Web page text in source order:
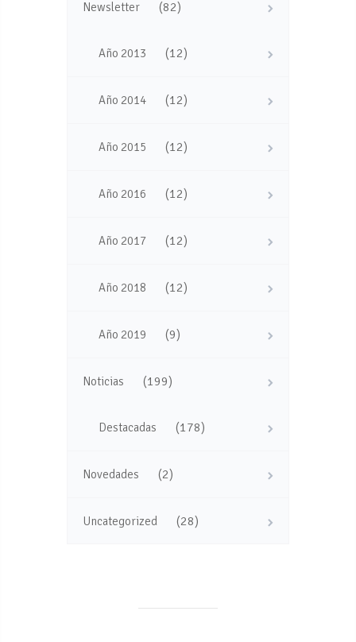
Newsletter (82)
Año 2013 (12)
Año 2014 (12)
Año 2015 (12)
Año 2016 (12)
Año 2017 (12)
Año 2018 (12)
Año 2019 (9)
Noticias (199)
Destacadas (178)
Novedades (2)
Uncategorized (28)